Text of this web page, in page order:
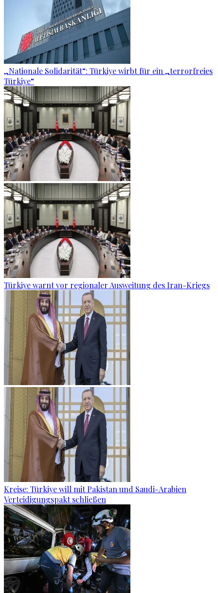
„Nationale Solidarität“: Türkiye wirbt für ein „terrorfreies
Türkiye“
Türkiye warnt vor regionaler Ausweitung des Iran-Kriegs
Kreise: Türkiye will mit Pakistan und Saudi-Arabien
Verteidigungspakt schließen